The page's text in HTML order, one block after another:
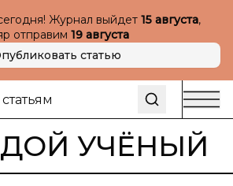
Журнал выйдет 15 августа,
отправим 19 августа
статью
УЧЁНЫЙ